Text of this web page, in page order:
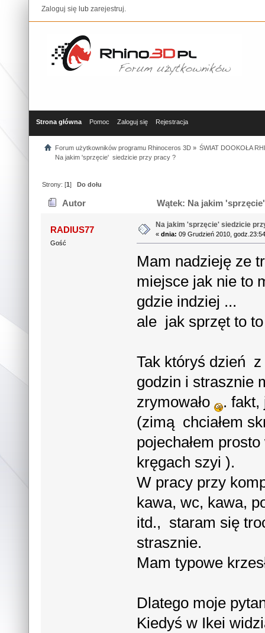
Zaloguj się lub zarejestruj.
Strona główna Pomoc Zaloguj się Rejestracja
Forum użytkowników programu Rhinoceros 3D» ŚWIAT DOOKOŁA
Na jakim 'sprzęcie'  siedzicie przy pracy ?
Strony: [1]Do dołu
Autor Wątek: Na jakim
RADIUS77
Gość
Na jakim 'sprzęcie' siedzicie
«dnia: 09 Grudzień 2010,
Mam nadzieję ze
miejsce jak nie to
gdzie indziej ...
ale jak sprzęt to
Tak któryś dzień
godzin i strasznie
zrymowało .
(zimą chciałem
pojechałem
kręgach szyi ).
W pracy przy
kawa, wc, kawa,
itd., staram się
strasznie.
Mam typowe
Dlatego moje
Kiedyś w Ikei